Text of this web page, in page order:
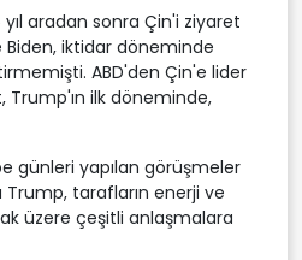
yıl aradan sonra Çin'i ziyaret
iktidar döneminde
ABD'den Çin'e lider
Trump'ın ilk döneminde,
günleri yapılan görüşmeler
Trump, tarafların enerji ve
üzere çeşitli anlaşmalara